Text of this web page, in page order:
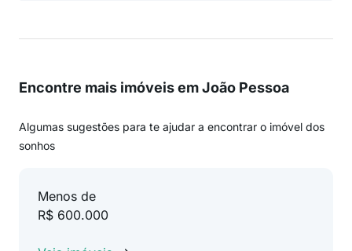
Encontre mais imóveis em João Pessoa
Algumas sugestões para te ajudar a encontrar o imóvel dos
sonhos
Menos de
R$ 600.000